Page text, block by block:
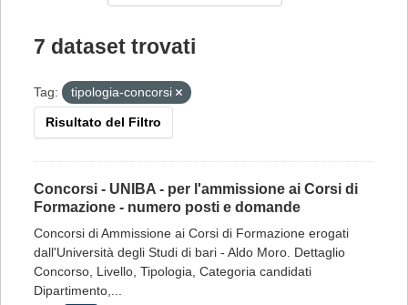
7 dataset trovati
Tag: tipologia-concorsi
Risultato del Filtro
Concorsi - UNIBA - per l'ammissione ai Corsi di
Formazione - numero posti e domande
Concorsi di Ammissione ai Corsi di Formazione erogati
dall'Università degli Studi di bari - Aldo Moro. Dettaglio
Concorso, Livello, Tipologia, Categoria candidati
Dipartimento,...